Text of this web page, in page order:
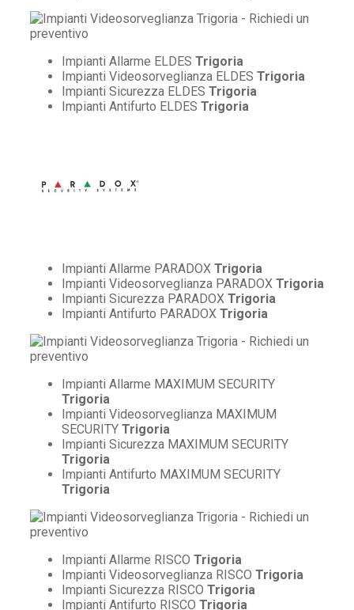
Impianti Allarme ELDES Trigoria
Impianti Videosorveglianza ELDES Trigoria
Impianti Sicurezza ELDES Trigoria
Impianti Antifurto ELDES Trigoria
Impianti Allarme PARADOX Trigoria
Impianti Videosorveglianza PARADOX Trigoria
Impianti Sicurezza PARADOX Trigoria
Impianti Antifurto PARADOX Trigoria
Impianti Allarme MAXIMUM SECURITY
Trigoria
Impianti Videosorveglianza MAXIMUM
SECURITY Trigoria
Impianti Sicurezza MAXIMUM SECURITY
Trigoria
Impianti Antifurto MAXIMUM SECURITY
Trigoria
Impianti Allarme RISCO Trigoria
Impianti Videosorveglianza RISCO Trigoria
Impianti Sicurezza RISCO Trigoria
Impianti Antifurto RISCO Trigoria